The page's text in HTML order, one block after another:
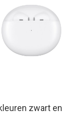
zwart en